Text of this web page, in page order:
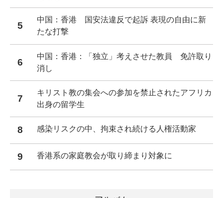
5
中国：香港 国安法違反で起訴 表現の自由に新
たな打撃
6
中国：香港：「独立」考えさせた教員 免許取り
消し
7
キリスト教の集会への参加を禁止されたアフリカ
出身の留学生
8 感染リスクの中、拘束され続ける人権活動家
9 香港系の家庭教会が取り締まり対象に